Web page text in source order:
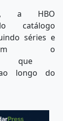
a HBO
catálogo
séries e
o
que
longo do